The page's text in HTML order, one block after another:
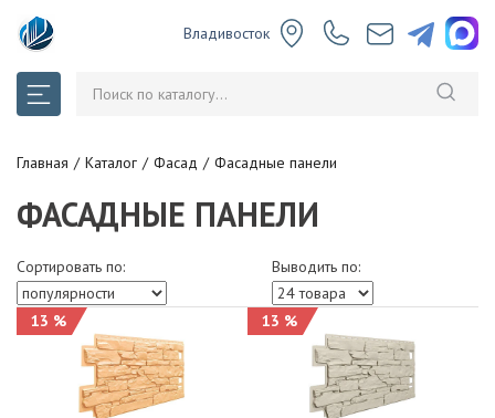
Владивосток
Главная Каталог Фасад Фасадные панели
ФАСАДНЫЕ ПАНЕЛИ
Сортировать по: Выводить по:
13 % 13 %